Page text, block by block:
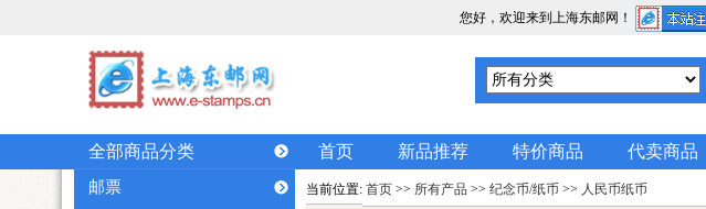
您好，欢迎来到上海东邮网！
全部商品分类 首页 新品推荐 特价商品 代卖商品
邮票
当前位置: 首页 >> 所有产品 >> 纪念币/纸币 >> 人民币纸币